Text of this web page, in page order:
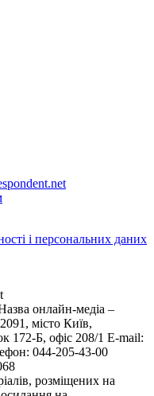
і персональних даних
онлайн-медіа –
місто Київ,
Б, офіс 208/1 E-mail:
044-205-43-00
розміщених на